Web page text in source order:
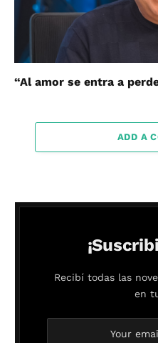
“Al amor se entra a
ADD A
Recibí todas las
en